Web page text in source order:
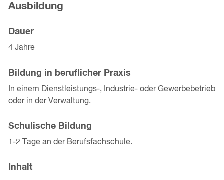
Ausbildung
Dauer
4 Jahre
Bildung in beruflicher Praxis
In einem Dienstleistungs-, Industrie- oder Gewerbebetrieb
oder in der Verwaltung.
Schulische Bildung
1-2 Tage an der Berufsfachschule.
Inhalt